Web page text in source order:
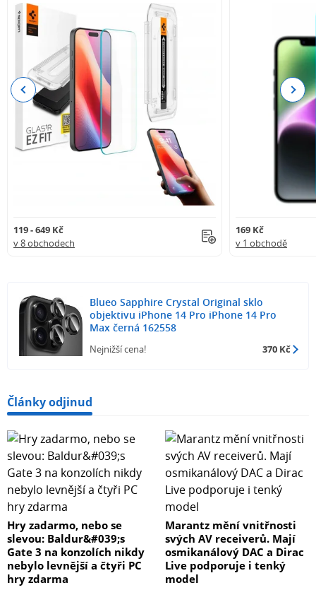
119 - 649 Kč
v 8 obchodech
169 Kč
v 1 obchodě
Previous Next
Blueo Sapphire Crystal Original sklo
objektivu iPhone 14 Pro iPhone 14 Pro
Max černá 162558
Nejnižší cena! 370 Kč
Články odjinud
Hry zadarmo, nebo se
slevou: Baldur&#039;s
Gate 3 na konzolích nikdy
nebylo levnější a čtyři PC
hry zdarma
Marantz mění vnitřnosti
svých AV receiverů. Mají
osmikanálový DAC a Dirac
Live podporuje i tenký
model